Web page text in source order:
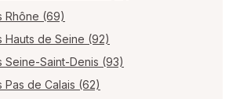
Rhône (69)
Hauts de Seine (92)
Seine-Saint-Denis (93)
Pas de Calais (62)